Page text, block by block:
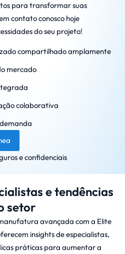
para transformar suas
contato conosco hoje
do seu projeto!
compartilhado amplamente
mercado
colaborativa
e confidenciais
e tendências
setor
avançada com a Elite
insights de especialistas,
práticas para aumentar a